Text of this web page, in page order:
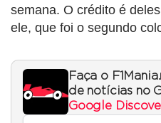
semana. O crédito é
ele, que foi o segundo
Faça o
de notícias no
Google